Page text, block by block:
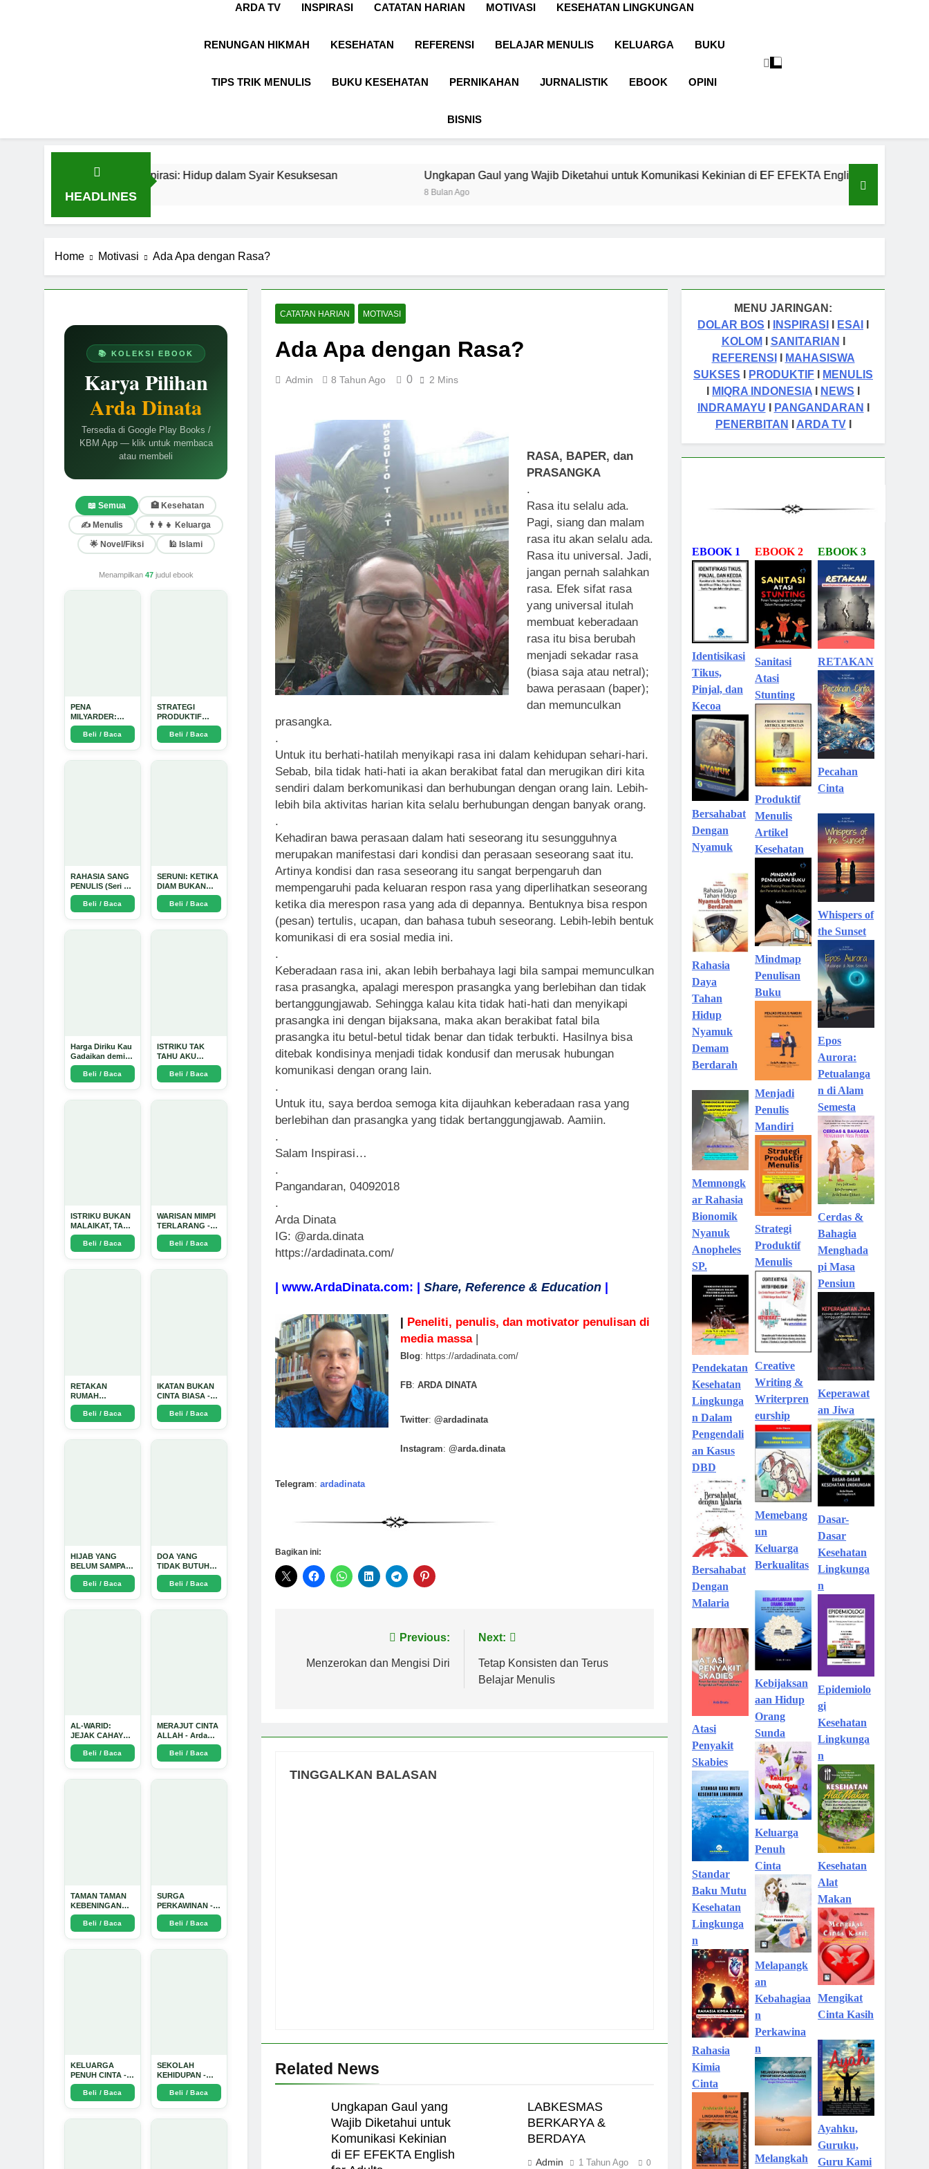
ARDA TV INSPIRASI CATATAN HARIAN MOTIVASI KESEHATAN LINGKUNGAN
RENUNGAN HIKMAH KESEHATAN REFERENSI BELAJAR MENULIS KELUARGA BUKU
TIPS TRIK MENULIS BUKU KESEHATAN PERNIKAHAN JURNALISTIK EBOOK OPINI
BISNIS
HEADLINES
dengan Inspirasi: Hidup dalam Syair Kesuksesan Ungkapan Gaul yang Wajib Diketahui untuk Komunikasi Kekinian di EF EFEKTA English for Adults
Home Motivasi Ada Apa dengan Rasa?
📚 KOLEKSI EBOOK
Karya Pilihan
Arda Dinata
Tersedia di Google Play Books /
KBM App — klik untuk membaca
atau membeli
📖 Semua
🏥 Kesehatan
✍️ Menulis
👨‍👩‍👧 Keluarga
🌟 Novel/Fiksi
🕌 Islami
Menampilkan 47judul ebook
PENA
MILYARDER:
Kisah, Rahasia
Sukses, dan
Panduan Menjadi
Beli / Baca
STRATEGI
PRODUKTIF
MENULIS
UPDATE - Arda
Dinata
Beli / Baca
RAHASIA SANG
PENULIS (Seri 1)
- Arda Dinata
Beli / Baca
SERUNI: KETIKA
DIAM BUKAN
LAGI PILIHAN -
Arda Dinata
Beli / Baca
Harga Diriku Kau
Gadaikan demi
Perempuan Itu -
Arda Dinata
Beli / Baca
ISTRIKU TAK
TAHU AKU
PENGUSAHA
EMAS - Arda
Dinata
Beli / Baca
ISTRIKU BUKAN
MALAIKAT, TAPI
AKU JUGA
TIDAK SUCI -
Beli / Baca
WARISAN MIMPI
TERLARANG -
Arda Dinata
Beli / Baca
RETAKAN
RUMAH
TANGGA:
Sebuah
Perjalanan
Beli / Baca
IKATAN BUKAN
CINTA BIASA -
Arda Dinata
Beli / Baca
HIJAB YANG
BELUM SAMPAI
KE HATI: Ketika
Cinta Seorang
Ustadz Menjadi
Beli / Baca
DOA YANG
TIDAK BUTUH
SINYAL: Kisah
Tiga Jiwa yang
Tersesat di Era AI
Beli / Baca
AL-WARID:
JEJAK CAHAYA
DI ANTARA DUA
ZAMAN - Arda
Dinata
Beli / Baca
MERAJUT CINTA
ALLAH - Arda
Dinata
Beli / Baca
TAMAN TAMAN
KEBENINGAN
HATI - Arda
DinataBeli / Baca
SURGA
PERKAWINAN -
Arda Dinata
Beli / Baca
KELUARGA
PENUH CINTA -
Arda Dinata
Beli / Baca
SEKOLAH
KEHIDUPAN -
Arda Dinata
Beli / Baca
CATATAN HARIAN MOTIVASI
Ada Apa dengan Rasa?
Admin 8 Tahun Ago 0 2 Mins
RASA, BAPER, dan
PRASANGKA
.
Rasa itu selalu ada.
Pagi, siang dan malam
rasa itu akan selalu ada.
Rasa itu universal. Jadi,
jangan pernah salahkan
rasa. Efek sifat rasa
yang universal itulah
membuat keberadaan
rasa itu bisa berubah
menjadi sekadar rasa
(biasa saja atau netral);
bawa perasaan (baper);
dan memunculkan
prasangka.
.
Untuk itu berhati-hatilah menyikapi rasa ini dalam kehidupan sehari-hari.
Sebab, bila tidak hati-hati ia akan berakibat fatal dan merugikan diri kita
sendiri dalam berkomunikasi dan berhubungan dengan orang lain. Lebih-
lebih bila aktivitas harian kita selalu berhubungan dengan banyak orang.
.
Kehadiran bawa perasaan dalam hati seseorang itu sesungguhnya
merupakan manifestasi dari kondisi dan perasaan seseorang saat itu.
Artinya kondisi dan rasa seseorang itu sangat berpengaruh dan
mempengaruhi pada keluaran respon rasa yang diperlihatkan seseorang
ketika dia merespon rasa yang ada di depannya. Bentuknya bisa respon
(pesan) tertulis, ucapan, dan bahasa tubuh seseorang. Lebih-lebih bentuk
komunikasi di era sosial media ini.
.
Keberadaan rasa ini, akan lebih berbahaya lagi bila sampai memunculkan
rasa prasangka, apalagi merespon prasangka yang berlebihan dan tidak
bertanggungjawab. Sehingga kalau kita tidak hati-hati dan menyikapi
prasangka ini dengan bijaksana, maka akan berakibat fatal bila
prasangka itu betul-betul tidak benar dan tidak terbukti. Hasilnya bisa
ditebak kondisinya menjadi tidak kondusif dan merusak hubungan
komunikasi dengan orang lain.
.
Untuk itu, saya berdoa semoga kita dijauhkan keberadaan rasa yang
berlebihan dan prasangka yang tidak bertanggungjawab. Aamiin.
.
Salam Inspirasi…
.
Pangandaran, 04092018
.
Arda Dinata
IG: @arda.dinata
https://ardadinata.com/
| www.ArdaDinata.com: | Share, Reference & Education
| Peneliti, penulis, dan motivator penulisan di
media massa|
Blog: https://ardadinata.com/
FB: ARDA DINATA
Twitter: @ardadinata
Instagram: @arda.dinata
Telegram: ardadinata
Bagikan ini:
pos
Previous:
Menzerokan dan Mengisi Diri
Next:
Tetap Konsisten dan Terus
Belajar Menulis
TINGGALKAN BALASAN
Related News
Ungkapan Gaul yang
Wajib Diketahui untuk
Komunikasi Kekinian
di EF EFEKTA English
LABKESMAS
BERKARYA &
BERDAYA
Admin 1 Tahun Ago 0
MENU JARINGAN:
DOLAR BOS
INSPIRASI ESAI
KOLOM
SANITARIAN
REFERENSI
MAHASISWA
SUKSES
PRODUKTIF
MENULIS
MIQRA INDONESIA NEWS
INDRAMAYU
PANGANDARAN
PENERBITAN
ARDA TVI
EBOOK 1
Identisikasi
Tikus,
Pinjal, dan
Kecoa
Bersahabat
Dengan
Nyamuk
Rahasia
Daya
Tahan
Hidup
Nyamuk
Demam
Berdarah
Memnongk
ar Rahasia
Bionomik
Nyanuk
Anopheles
SP.
Pendekatan
Kesehatan
Lingkunga
n Dalam
Pengendali
an Kasus
DBD
Bersahabat
Dengan
Malaria
Atasi
Penyakit
Skabies
Standar
Baku Mutu
Kesehatan
Lingkunga
n
Rahasia
Kimia
Cinta
EBOOK 2
Sanitasi
Atasi
Stunting
Produktif
Menulis
Artikel
Kesehatan
Mindmap
Penulisan
Buku
Menjadi
Penulis
Mandiri
Strategi
Produktif
Menulis
Creative
Writing &
Writerpren
eurship
Memebang
un
Keluarga
Berkualitas
Kebijaksan
aan Hidup
Orang
Sunda
Keluarga
Penuh
Cinta
Melapangk
an
Kebahagiaa
n
Perkawina
n
Melangkah
EBOOK 3
RETAKAN
Pecahan
Cinta
Whispers of
the Sunset
Epos
Aurora:
Petualanga
n di Alam
Semesta
Cerdas &
Bahagia
Menghada
pi Masa
Pensiun
Keperawat
an Jiwa
Dasar-
Dasar
Kesehatan
Lingkunga
n
Epidemiolo
gi
Kesehatan
Lingkunga
n
Kesehatan
Alat
Makan
Mengikat
Cinta Kasih
Ayahku,
Guruku,
Guru Kami